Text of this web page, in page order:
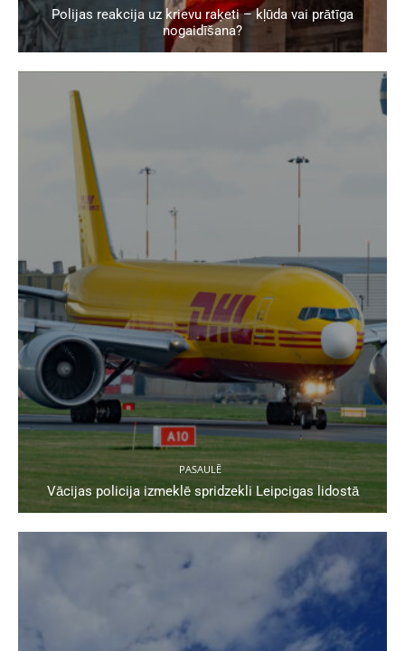
Polijas reakcija uz krievu raķeti – kļūda vai prātīga
nogaidīšana?
PASAULĒ
Vācijas policija izmeklē spridzekli Leipcigas lidostā